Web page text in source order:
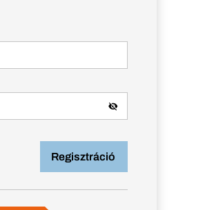
Regisztráció